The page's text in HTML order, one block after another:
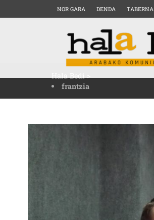
NOR GARA DENDA TABERNA
Hala Bedi>
frantzia